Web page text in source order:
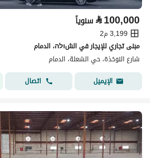
⃁100,000 سنوياً
3,199 م2
مبنى تجاري للإيجار في الشולה، الدمام
شارع النوخذة، حي الشعلة، الدمام
الإيميل
اتصال